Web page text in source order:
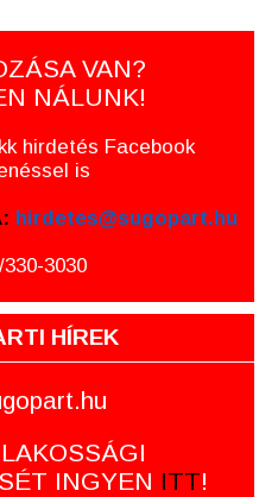
VAN?
NÁLUNK!
hirdetés Facebook
is
hirdetes@sugopart.hu
3030
HÍREK
INGYEN ITT!